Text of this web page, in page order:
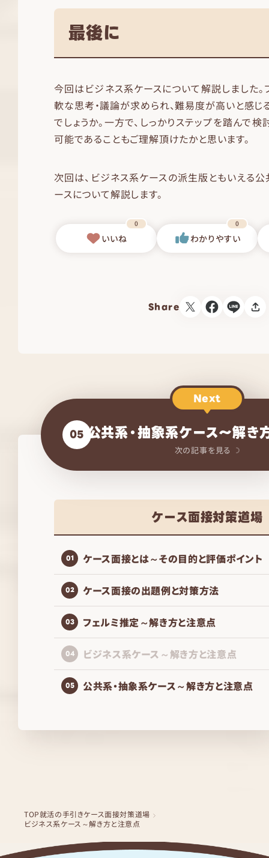
最後に
今回はビジネス系ケースについて解説しました
軟な思考・議論が求められ、難易度が高いと感
でしょうか。一方で、しっかりステップを踏んで
可能であることもご理解頂けたかと思います。
次回は、ビジネス系ケースの派生版ともいえる
ースについて解説します。
いいね
0
わかりやすい
0
Share
05
Next
公共系・抽象系ケース～解き
次の記事を見る
ケース面接対策道場
01 ケース面接とは～その目的と評価ポイント
02 ケース面接の出題例と対策方法
03 フェルミ推定～解き方と注意点
04 ビジネス系ケース～解き方と注意点
05 公共系・抽象系ケース～解き方と注意点
TOP就活の手引きケース面接対策道場
ビジネス系ケース～解き方と注意点